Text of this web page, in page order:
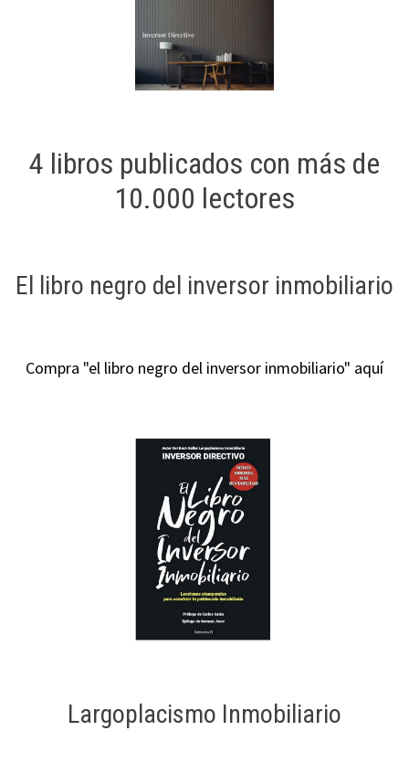
4 libros publicados con más de
10.000 lectores
El libro negro del inversor inmobiliario
Compra "el libro negro del inversor inmobiliario" aquí
Largoplacismo Inmobiliario